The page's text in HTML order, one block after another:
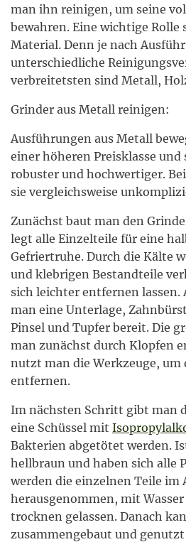
man ihn reinigen, um seine
bewahren. Eine wichtige Rolle
Material. Denn je nach
unterschiedliche
verbreitetsten sind Metall,
Grinder aus Metall reinigen:
Ausführungen aus Metall
einer höheren Preisklasse
robuster und hochwertiger.
sie vergleichsweise
Zunächst baut man den
legt alle Einzelteile für eine
Gefriertruhe. Durch die Kälte
und klebrigen Bestandteile
sich leichter entfernen lassen.
man eine Unterlage,
Pinsel und Tupfer bereit. Die
man zunächst durch Klopfen
nutzt man die Werkzeuge, um
entfernen.
Im nächsten Schritt gibt man
eine Schüssel mit
Bakterien abgetötet werden.
hellbraun und haben sich alle
werden die einzelnen Teile im
herausgenommen, mit
trocknen gelassen. Danach
zusammengebaut und